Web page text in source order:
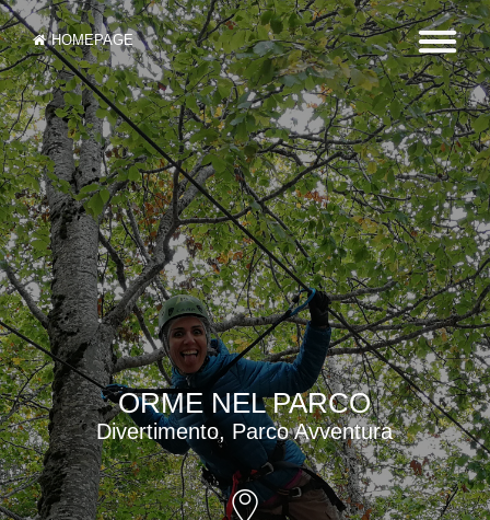
HOMEPAGE
ORME NEL PARCO
Divertimento, Parco Avventura